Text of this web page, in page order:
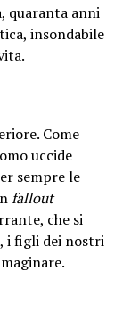
quaranta anni
insondabile
Come
uccide
sempre le
fallout
che si
i figli dei nostri